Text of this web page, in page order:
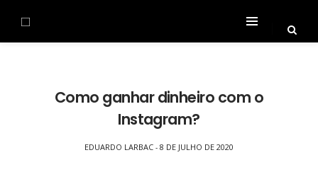
Como ganhar dinheiro com o
Instagram?
EDUARDO LARBAC - 8 DE JULHO DE 2020